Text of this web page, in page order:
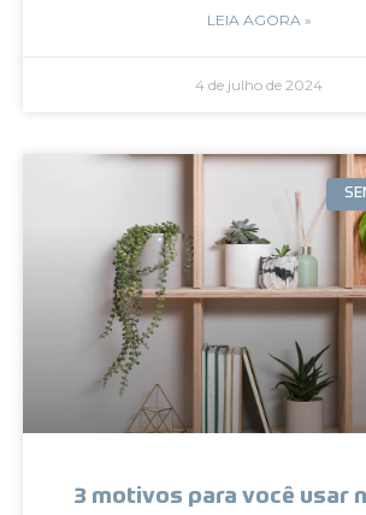
LEIA AGORA »
4 de julho de 2024
3 motivos para você usar